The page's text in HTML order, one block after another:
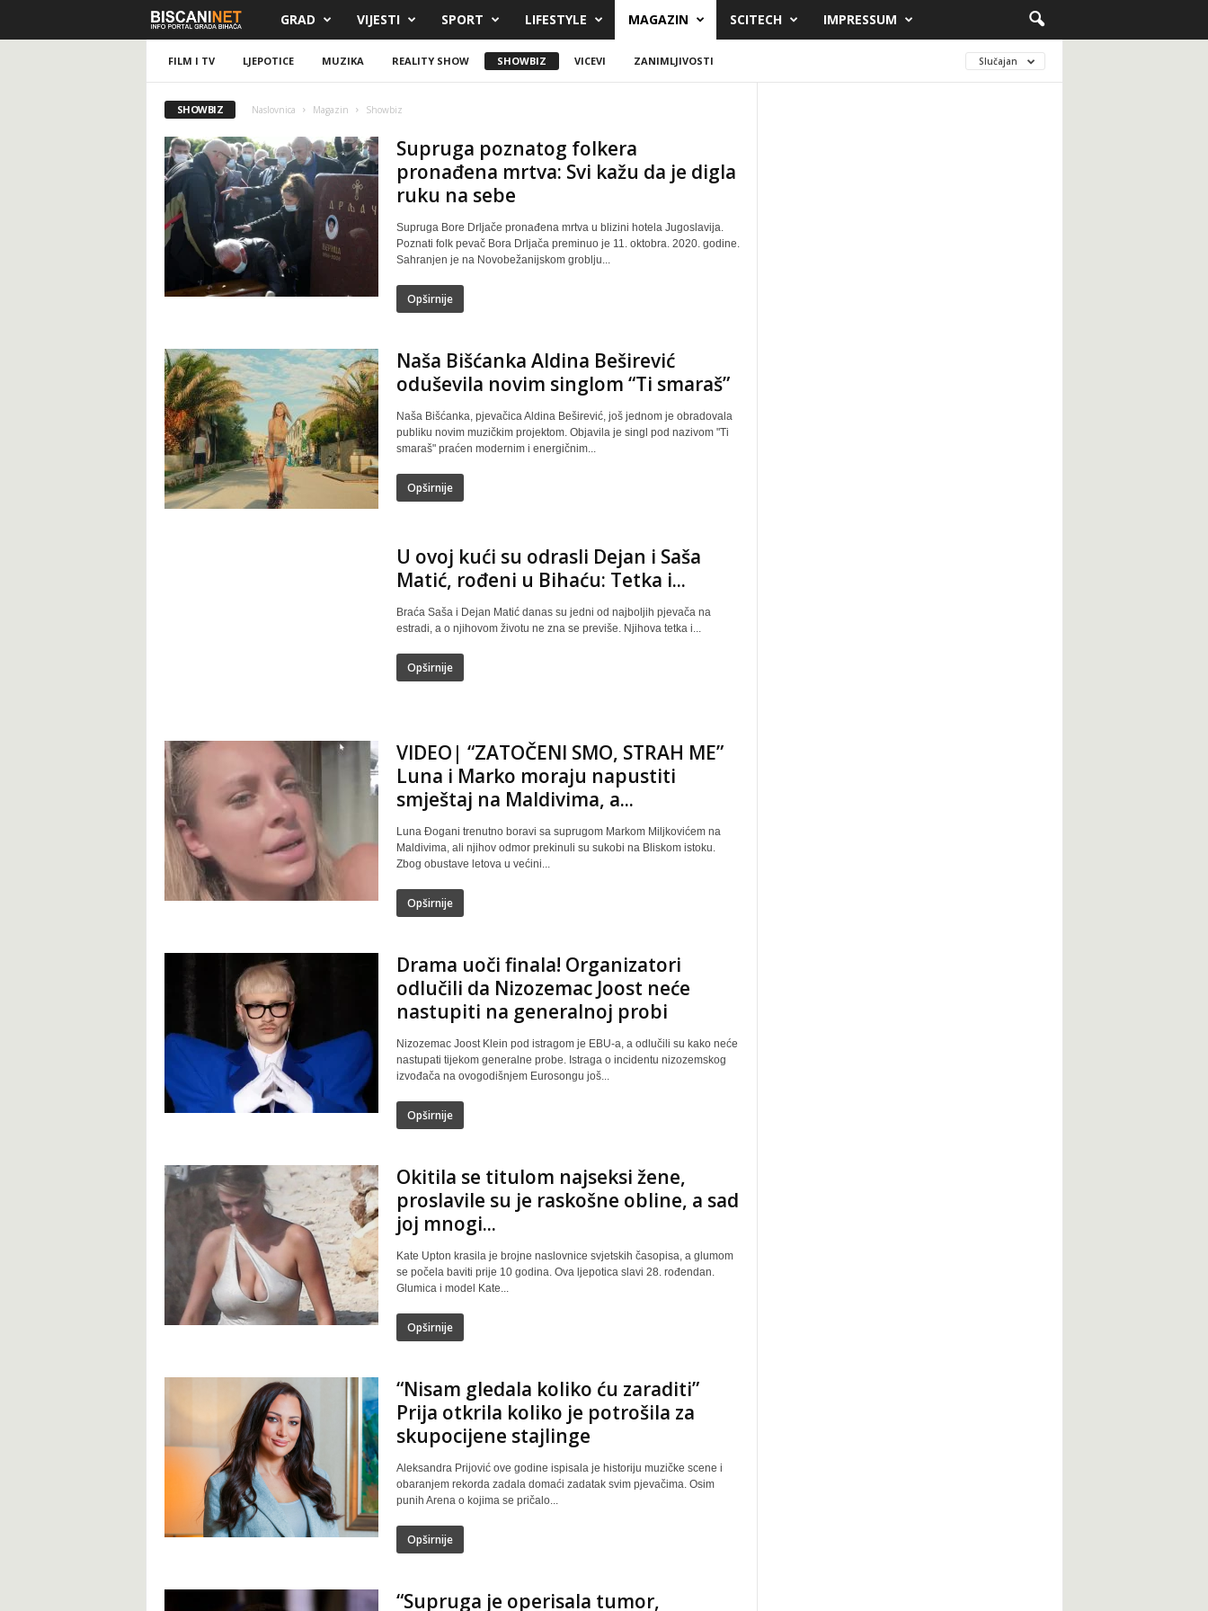
i
a
n
.
e
t
GRAD VIJESTI SPORT LIFESTYLE MAGAZIN SCITECH IMPRESSUM
FILM I TV LJEPOTICE MUZIKA REALITY SHOW SHOWBIZ VICEVI ZANIMLJIVOSTI Slučajan
SHOWBIZ Naslovnica Magazin Showbiz
Supruga poznatog folkera
pronađena mrtva: Svi kažu da je digla
ruku na sebe
Supruga Bore Drljače pronađena mrtva u blizini hotela Jugoslavija.
Poznati folk pevač Bora Drljača preminuo je 11. oktobra. 2020. godine.
Sahranjen je na Novobežanijskom groblju...
Opširnije
Naša Bišćanka Aldina Beširević
oduševila novim singlom “Ti smaraš”
Naša Bišćanka, pjevačica Aldina Beširević, još jednom je obradovala
publiku novim muzičkim projektom. Objavila je singl pod nazivom "Ti
smaraš" praćen modernim i energičnim...
Opširnije
U ovoj kući su odrasli Dejan i Saša
Matić, rođeni u Bihaću: Tetka i...
Braća Saša i Dejan Matić danas su jedni od najboljih pjevača na
estradi, a o njihovom životu ne zna se previše. Njihova tetka i...
Opširnije
VIDEO| “ZATOČENI SMO, STRAH ME”
Luna i Marko moraju napustiti
smještaj na Maldivima, a...
Luna Đogani trenutno boravi sa suprugom Markom Miljkovićem na
Maldivima, ali njihov odmor prekinuli su sukobi na Bliskom istoku.
Zbog obustave letova u većini...
Opširnije
Drama uoči finala! Organizatori
odlučili da Nizozemac Joost neće
nastupiti na generalnoj probi
Nizozemac Joost Klein pod istragom je EBU-a, a odlučili su kako neće
nastupati tijekom generalne probe. Istraga o incidentu nizozemskog
izvođača na ovogodišnjem Eurosongu još...
Opširnije
Okitila se titulom najseksi žene,
proslavile su je raskošne obline, a sad
joj mnogi...
Kate Upton krasila je brojne naslovnice svjetskih časopisa, a glumom
se počela baviti prije 10 godina. Ova ljepotica slavi 28. rođendan.
Glumica i model Kate...
Opširnije
“Nisam gledala koliko ću zaraditi”
Prija otkrila koliko je potrošila za
skupocijene stajlinge
Aleksandra Prijović ove godine ispisala je historiju muzičke scene i
obaranjem rekorda zadala domaći zadatak svim pjevačima. Osim
punih Arena o kojima se pričalo...
Opširnije
“Supruga je operisala tumor,